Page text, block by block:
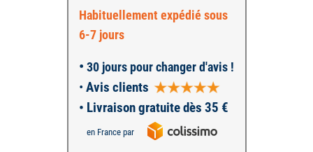
Habituellement expédié sous
6-7 jours
• 30 jours pour changer d'avis !
• Avis clients
• Livraison gratuite dès 35 €
en France par